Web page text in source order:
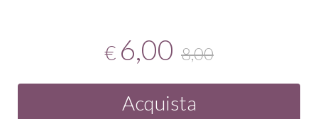
€ 6,00 8,00
Acquista